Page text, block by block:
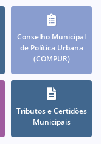
Conselho Municipal
de Política Urbana
(COMPUR)
Tributos e Certidões
Municipais